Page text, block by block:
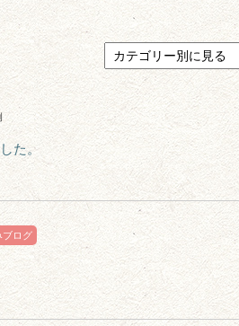
た。
ブログ